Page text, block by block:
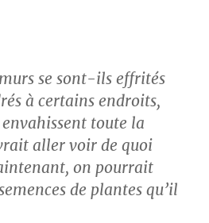
se sont-ils effrités
à certains endroits,
toute la
aller voir de quoi
on pourrait
de plantes qu’il